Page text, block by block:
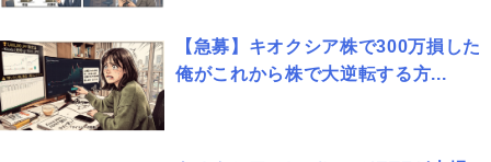
【急募】キオクシア株で300万損した
俺がこれから株で大逆転する方...